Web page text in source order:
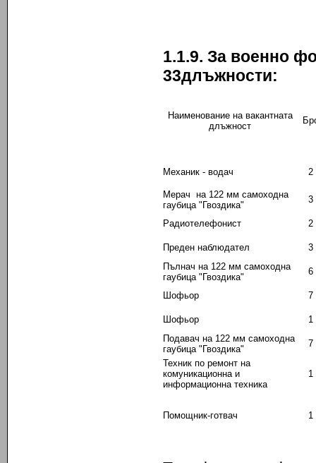
1.1.9. За военно
33длъжности:
Наименование на вакантната
длъжност
Механик - водач 2
Мерач на 122 мм самоходна
гаубица "Гвоздика"
3
Радиотелефонист 2
Преден наблюдател
3
Пълнач на 122 мм самоходна
гаубица "Гвоздика"
6
Шофьор 7
Шофьор
1
Подавач на 122 мм самоходна
гаубица "Гвоздика"
7
Техник по ремонт на
комуникационна и
информационна техника
1
Помощник-готвач 1